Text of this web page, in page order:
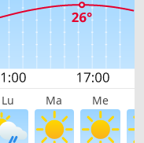
Lu Ma Me